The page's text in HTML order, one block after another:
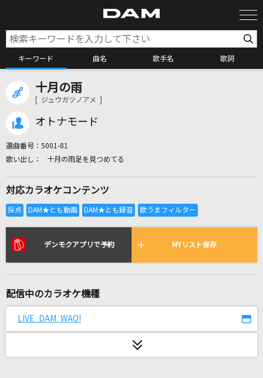
キーワード 曲名 歌手名 歌詞
全国りれき
リアルタイムで歌われている曲の一覧
[生音]HAPPY BIRTHDAY
おねがいダーリン
十月の雨
[ ジュウガツノアメ ]
オトナモード
選曲番号： 5001-81
十月の雨足を見つめてる
対応カラオケコンテンツ
デンモクアプリで予約 MYリスト保存
配信中のカラオケ機種
LIVE DAM WAO!